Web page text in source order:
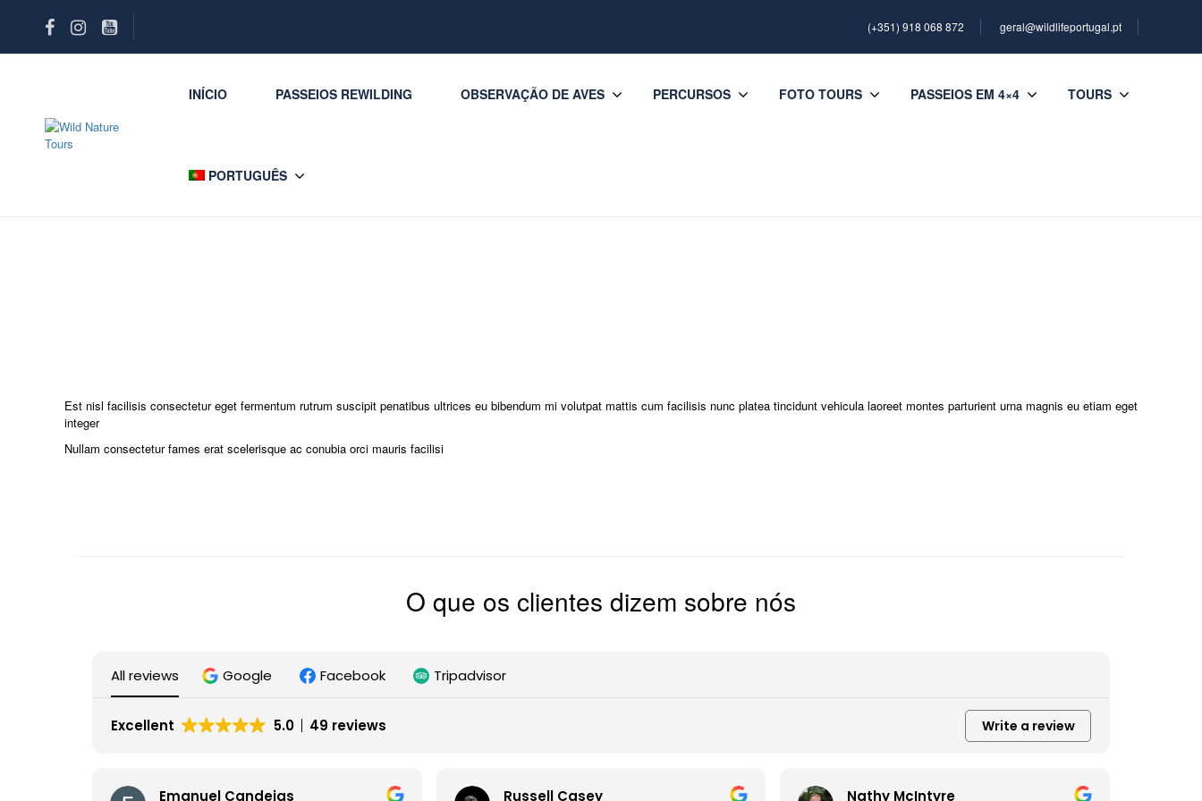
(+351) 918 068 872 geral@wildlifeportugal.pt
INÍCIO PASSEIOS REWILDING OBSERVAÇÃO DE AVES PERCURSOS FOTO TOURS PASSEIOS EM 4×4 TOURS
PORTUGUÊS
Est nisl facilisis consectetur eget fermentum rutrum suscipit penatibus ultrices eu bibendum mi volutpat mattis cum facilisis nunc platea tincidunt vehicula laoreet montes parturient urna magnis eu etiam eget
integer
Nullam consectetur fames erat scelerisque ac conubia orci mauris facilisi
O que os clientes dizem sobre nós
All reviews Google Facebook Tripadvisor
Excellent 5.0 49 reviews Write a review
Emanuel Candeias Russell Casey Nathy McIntyre